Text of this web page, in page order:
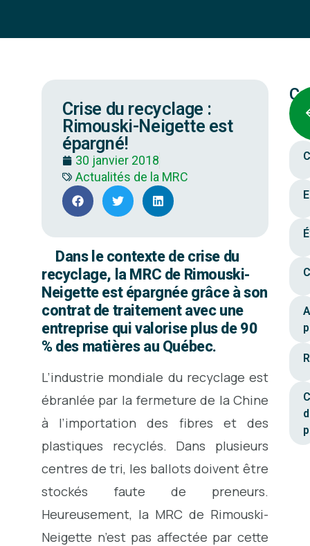
Crise du recyclage :
Rimouski-Neigette est
épargné!
30 janvier 2018
Actualités de la MRC
Dans le contexte de crise du
recyclage, la MRC de Rimouski-
Neigette est épargnée grâce à son
contrat de traitement avec une
entreprise qui valorise plus de 90
% des matières au Québec.
L’industrie mondiale du recyclage est
ébranlée par la fermeture de la Chine
à l’importation des fibres et des
plastiques recyclés. Dans plusieurs
centres de tri, les ballots doivent être
stockés faute de preneurs.
Heureusement, la MRC de Rimouski-
Neigette n’est pas affectée par cette